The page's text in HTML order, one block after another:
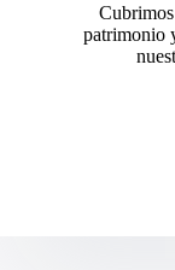
patrimonio